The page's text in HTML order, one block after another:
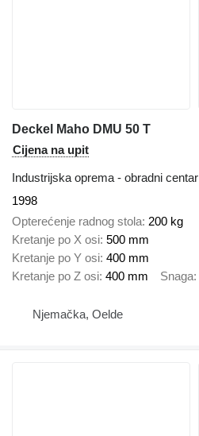
Deckel Maho DMU 50 T
Cijena na upit
Industrijska oprema - obradni centar
1998
Opterećenje radnog stola 200 kg
Kretanje po X osi 500 mm
Kretanje po Y osi 400 mm
Kretanje po Z osi 400 mm Snaga
Njemačka, Oelde